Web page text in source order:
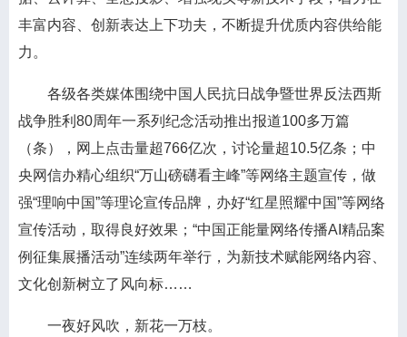
丰富内容、创新表达上下功夫，不断提升优质内容供给能
力。
各级各类媒体围绕中国人民抗日战争暨世界反法西斯
战争胜利80周年一系列纪念活动推出报道100多万篇
（条），网上点击量超766亿次，讨论量超10.5亿条；中
央网信办精心组织“万山磅礴看主峰”等网络主题宣传，做
强“理响中国”等理论宣传品牌，办好“红星照耀中国”等网络
宣传活动，取得良好效果；“中国正能量网络传播AI精品案
例征集展播活动”连续两年举行，为新技术赋能网络内容、
文化创新树立了风向标……
一夜好风吹，新花一万枝。